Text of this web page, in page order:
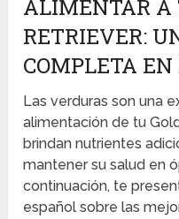
ALIMENTAR A
RETRIEVER:
COMPLETA EN
Las verduras son una
alimentación de tu
brindan nutrientes
mantener su salud en
continuación, te
español sobre las